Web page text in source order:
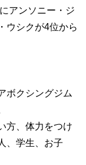
アンソニー・ジ
ウシクが4位から
ボクシングジム
方、体力をつけ
、学生、お子